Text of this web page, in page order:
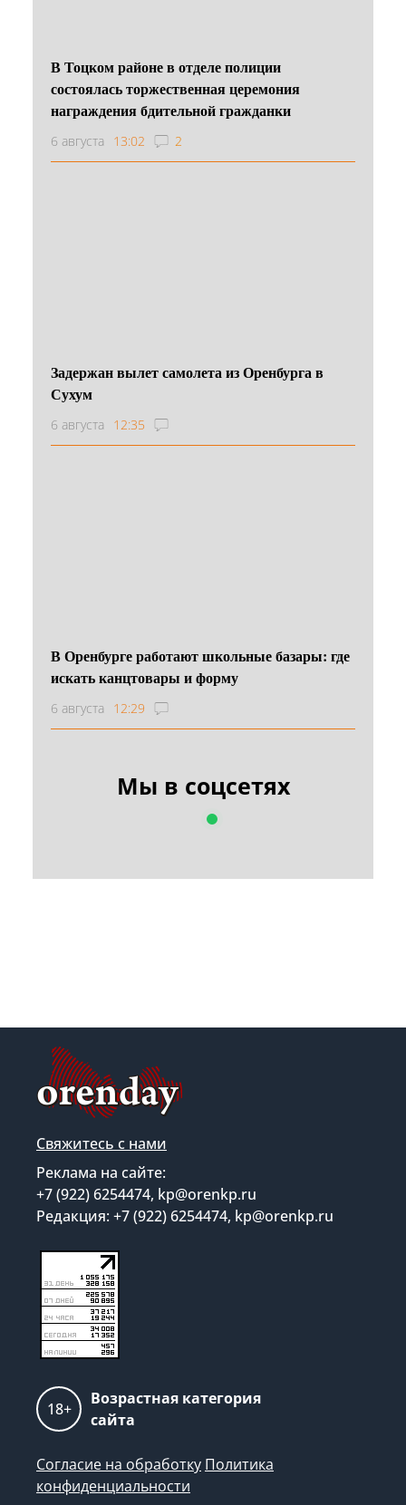
В Тоцком районе в отделе полиции
состоялась торжественная церемония
награждения бдительной гражданки
6 августа 13:02 2
Задержан вылет самолета из Оренбурга в
Сухум
6 августа 12:35
В Оренбурге работают школьные базары: где
искать канцтовары и форму
6 августа 12:29
Мы в соцсетях
Свяжитесь с нами
Реклама на сайте:
+7 (922) 6254474, kp@orenkp.ru
Редакция: +7 (922) 6254474, kp@orenkp.ru
18+
Возрастная категория
сайта
Согласие на обработку Политика
конфиденциальности